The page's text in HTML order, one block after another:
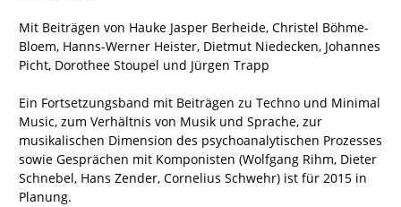
Mit Beiträgen von Hauke Jasper Berheide, Christel Böhme-
Bloem, Hanns-Werner Heister, Dietmut Niedecken, Johannes
Picht, Dorothee Stoupel und Jürgen Trapp
Ein Fortsetzungsband mit Beiträgen zu Techno und Minimal
Music, zum Verhältnis von Musik und Sprache, zur
musikalischen Dimension des psychoanalytischen Prozesses
sowie Gesprächen mit Komponisten (Wolfgang Rihm, Dieter
Schnebel, Hans Zender, Cornelius Schwehr) ist für 2015 in
Planung.